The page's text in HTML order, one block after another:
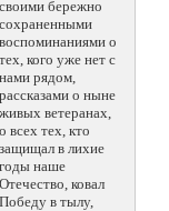
своими бережно
сохраненными
воспоминаниями о
тех, кого уже нет с
нами рядом,
рассказами о ныне
живых ветеранах,
о всех тех, кто
защищал в лихие
годы наше
Отечество, ковал
Победу в тылу,